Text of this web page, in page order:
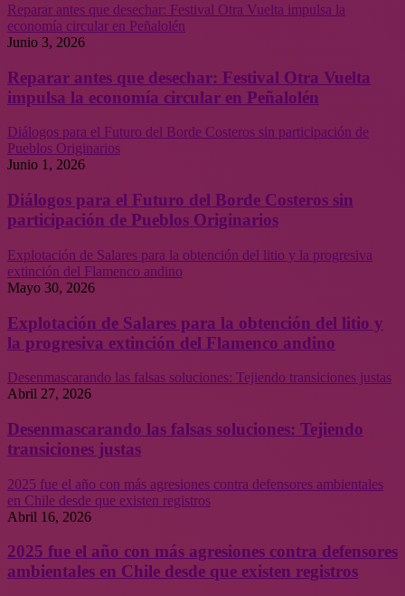
Reparar antes que desechar: Festival Otra Vuelta impulsa la
economía circular en Peñalolén
Junio 3, 2026
Reparar antes que desechar: Festival Otra Vuelta
impulsa la economía circular en Peñalolén
Diálogos para el Futuro del Borde Costeros sin participación de
Pueblos Originarios
Junio 1, 2026
Diálogos para el Futuro del Borde Costeros sin
participación de Pueblos Originarios
Explotación de Salares para la obtención del litio y la progresiva
extinción del Flamenco andino
Mayo 30, 2026
Explotación de Salares para la obtención del litio y
la progresiva extinción del Flamenco andino
Desenmascarando las falsas soluciones: Tejiendo transiciones justas
Abril 27, 2026
Desenmascarando las falsas soluciones: Tejiendo
transiciones justas
2025 fue el año con más agresiones contra defensores ambientales
en Chile desde que existen registros
Abril 16, 2026
2025 fue el año con más agresiones contra defensores
ambientales en Chile desde que existen registros